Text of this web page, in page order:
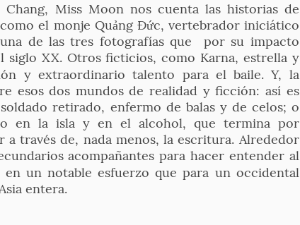
Miss Moon nos cuenta las historias de
el monje Quảng Đức, vertebrador iniciático
de las tres fotografías que por su impacto
XX. Otros ficticios, como Karna, estrella y
y extraordinario talento para el baile. Y, la
esos dos mundos de realidad y ficción: así es
retirado, enfermo de balas y de celos; o
en la isla y en el alcohol, que termina por
través de, nada menos, la escritura. Alrededor
acompañantes para hacer entender al
en un notable esfuerzo que para un occidental
entera.